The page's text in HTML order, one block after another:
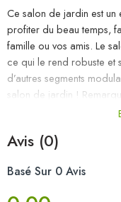
Ce salon de jardin est
profiter du beau temps,
famille ou vos amis. Le
ce qui le rend robuste et
d’autres segments
salon de jardin !
meubles d’extérieur,
Matériau : bois de pin
Avis (0)
Basé Sur 0 Avis